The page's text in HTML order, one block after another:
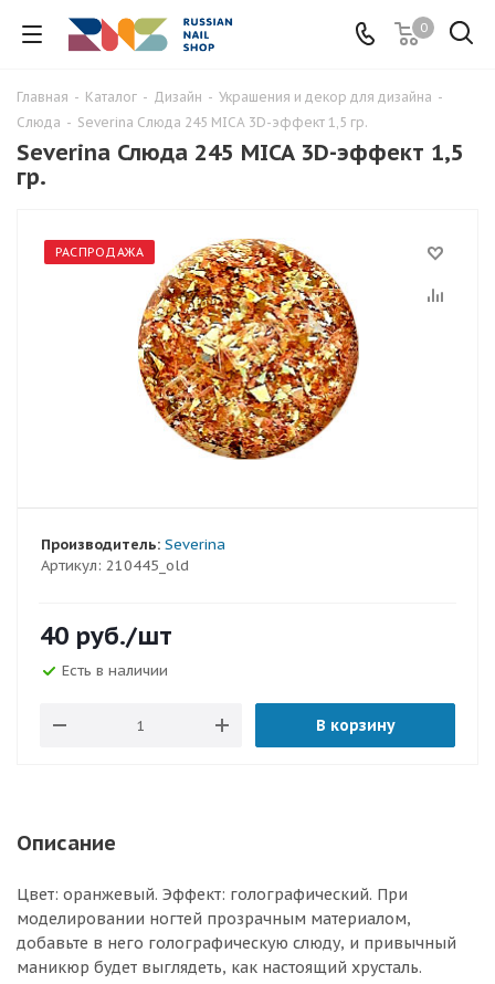
0
Главная - Каталог - Дизайн - Украшения и декор для дизайна -
Слюда - Severina Слюда 245 MICA 3D-эффект 1,5 гр.
Severina Слюда 245 MICA 3D-эффект 1,5
гр.
РАСПРОДАЖА
Артикул: 210445_old
Производитель: Severina
40 руб./шт
Есть в наличии
В корзину
Описание
Цвет: оранжевый. Эффект: голографический. При
моделировании ногтей прозрачным материалом,
добавьте в него голографическую слюду, и привычный
маникюр будет выглядеть, как настоящий хрусталь.